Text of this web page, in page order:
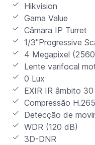
Hikvision
Gama Value
Câmara IP Turret
1/3"Progressive
4 Megapixel
Lente varifocal
0 Lux
EXIR IR âmbito 30
Compressão
Detecção de
WDR (120 dB)
3D-DNR